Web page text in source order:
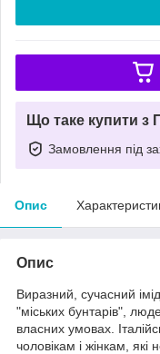
Що таке купити з
Замовлення під
Опис
Опис
Виразний, сучасний
"міських бунтарів",
власних умовах.
чоловікам і жінкам,